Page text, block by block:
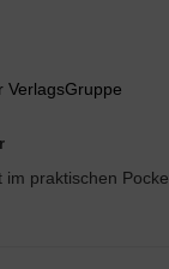
VerlagsGruppe